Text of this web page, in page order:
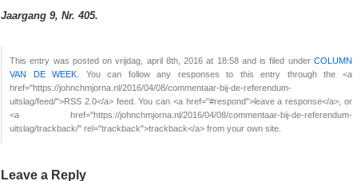
Jaargang 9, Nr. 405.
This entry was posted on vrijdag, april 8th, 2016 at 18:58 and is filed under COLUMN
VAN DE WEEK . You can follow any responses to this entry through the <a
href="https://johnchmjorna.nl/2016/04/08/commentaar-bij-de-referendum-
uitslag/feed/">RSS 2.0</a> feed. You can <a href="#respond">leave a response</a>, or
<a href="https://johnchmjorna.nl/2016/04/08/commentaar-bij-de-referendum-
uitslag/trackback/" rel="trackback">trackback</a> from your own site.
Leave a Reply